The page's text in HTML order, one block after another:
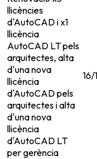
llicències
d'AutoCAD i x1
llicència
AutoCAD LT pels
arquitectes, alta
d'una nova
llicència
d'AutoCAD pels
arquitectes i alta
d'una nova
llicència
d'AutoCAD LT
per gerència